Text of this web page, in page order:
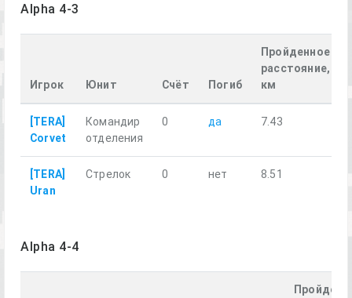
Alpha 4-3
Игрок Юнит Счёт Погиб
Пройденное
расстояние,
км
[TERA]
Corvet
Командир
отделения
0 да 7.43
[TERA]
Uran
Стрелок 0 нет 8.51
Alpha 4-4